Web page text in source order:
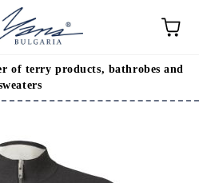
of terry products, bathrobes and